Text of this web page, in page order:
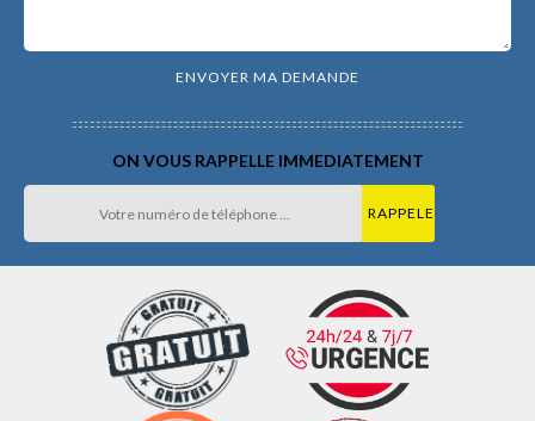
ON VOUS RAPPELLE IMMEDIATEMENT